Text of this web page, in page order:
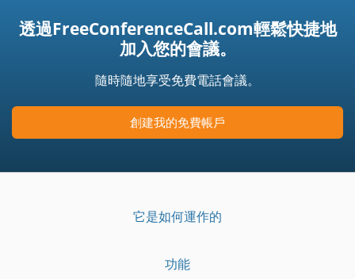
透過FreeConferenceCall.com輕鬆快捷地
加入您的會議。
隨時隨地享受免費電話會議。
創建我的免費帳戶
它是如何運作的
功能